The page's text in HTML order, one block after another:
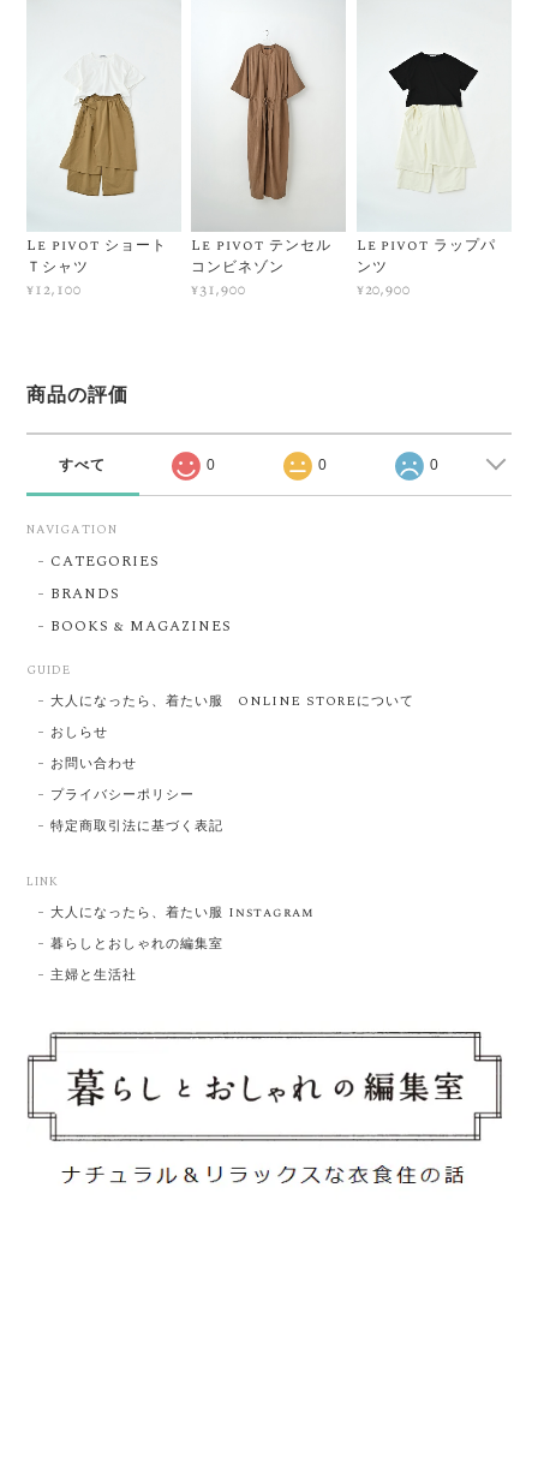
Le pivot ショート
Ｔシャツ
¥12,100
Le pivot テンセル
コンビネゾン
¥31,900
Le pivot ラップパ
ンツ
¥20,900
商品の評価
すべて 0 0 0
NAVIGATION
CATEGORIES
BRANDS
BOOKS & MAGAZINES
GUIDE
大人になったら、着たい服 ONLINE STOREについて
おしらせ
お問い合わせ
プライバシーポリシー
特定商取引法に基づく表記
LINK
大人になったら、着たい服 Instagram
暮らしとおしゃれの編集室
主婦と生活社